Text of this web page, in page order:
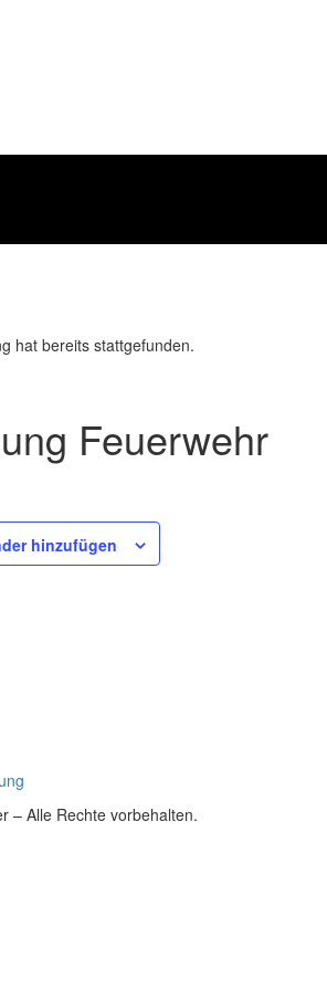
hat bereits stattgefunden.
Feuerwehr
hinzufügen
– Alle Rechte vorbehalten.